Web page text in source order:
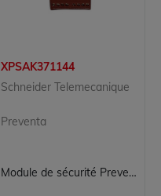
XPSAK371144
Schneider Telemecanique
Preventa
Module de sécurité Preventa XPSAK371144 Schneider Telemecanique 230V CA arrêt d'urgence